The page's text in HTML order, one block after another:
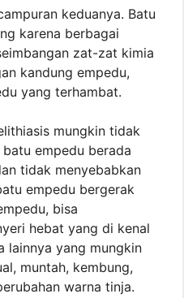
keduanya. Batu
karena berbagai
zat-zat kimia
kandung empedu,
yang terhambat.
mungkin tidak
empedu berada
tidak menyebabkan
empedu bergerak
bisa
hebat yang di kenal
lainnya yang mungkin
muntah, kembung,
warna tinja.